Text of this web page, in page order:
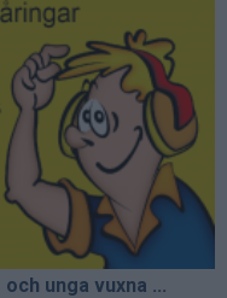
unga vuxna ...